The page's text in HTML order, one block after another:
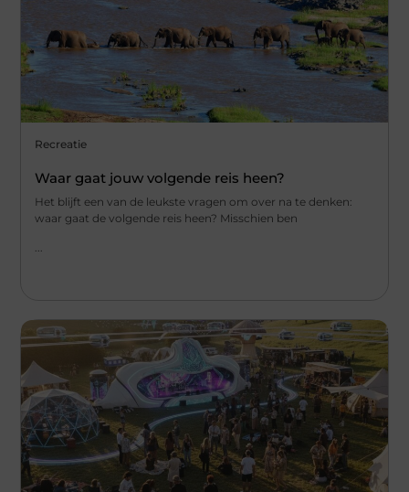
Recreatie
Waar gaat jouw volgende reis heen?
Het blijft een van de leukste vragen om over na te denken:
waar gaat de volgende reis heen? Misschien ben
...